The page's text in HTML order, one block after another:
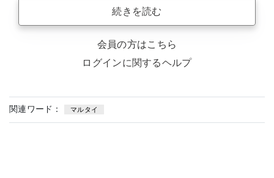
続きを読む
会員の方はこちら
ログインに関するヘルプ
関連ワード： マルタイ